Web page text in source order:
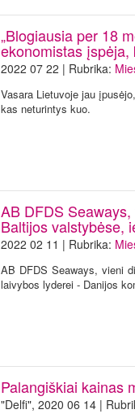
„Blogiausia per 18
ekonomistas
2022 07 22 | Rubrika:
Vasara Lietuvoje jau
kas neturintys kuo.
AB DFDS
Baltijos valstybėse,
2022 02 11 | Rubrika:
AB DFDS Seaways, vieni
laivybos lyderei - Danijos
Palangiškiai kainas
"Delfi", 2020 06 14 |